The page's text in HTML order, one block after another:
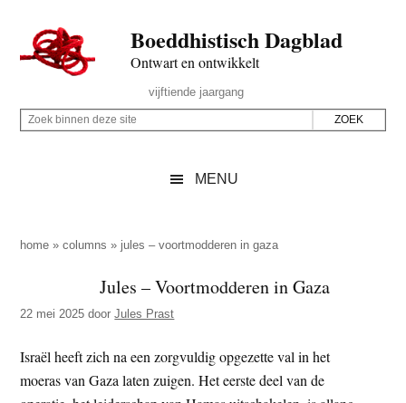
naar
de
inhoud
secondary
naar
de
sidebar
naar
de
Boeddhistisch Dagblad
Ontwart en ontwikkelt
Rechts
vijftiende jaargang
Z
p
z
e
s
Z
i
e
d
e
MENU
home »columns » jules – voortmodderen in gaza
Jules – Voortmodderen in Gaza
22 mei 2025 doorJules Prast
Israël heeft zich na een zorgvuldig opgezette val in het
moeras van Gaza laten zuigen. Het eerste deel van de